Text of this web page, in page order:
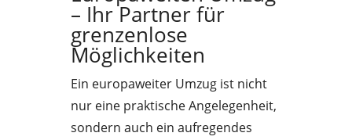
– Ihr Partner für
grenzenlose
Möglichkeiten
Ein europaweiter Umzug ist nicht
nur eine praktische Angelegenheit,
sondern auch ein aufregendes